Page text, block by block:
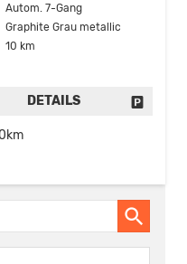
Autom. 7-Gang
Graphite Grau metallic
10 km
DETAILS